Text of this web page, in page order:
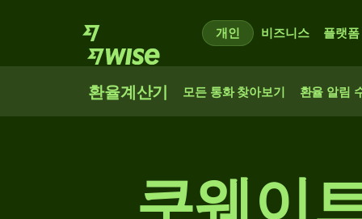
개인 비즈니스 플랫폼
환율계산기 모든 통화 찾아보기 환율 알림
쿠웨이